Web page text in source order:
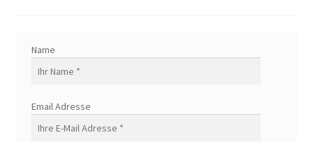
Name
Email Adresse